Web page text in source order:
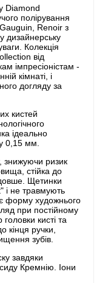
Diamond
полірування
Renoir з
дизайнерську
Колекція
від
імпресіоністам -
кімнаті, і
догляду за
кистей
ідеально
0,15 мм.
знижуючи ризик
стійка до
Щетинки
і не травмують
форму художнього
при постійному
кисті та
кінця ручки,
зубів.
завдяки
Кремнію. Іони